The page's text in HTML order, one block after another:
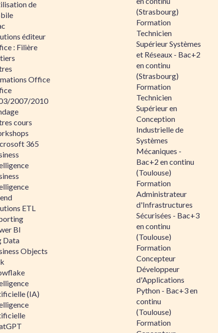
de
éditeur
: Filière
Office
2007/2010
cours
365
ETL
BI
Data
Objects
(IA)
(Strasbourg)
Formation
Technicien
Supérieur Systèmes
et Réseaux - Bac+2
en continu
(Strasbourg)
Formation
Technicien
Supérieur en
Conception
Industrielle de
Systèmes
Mécaniques -
Bac+2 en continu
(Toulouse)
Formation
Administrateur
d'Infrastructures
Sécurisées - Bac+3
en continu
(Toulouse)
Formation
Concepteur
Développeur
d'Applications
Python - Bac+3 en
continu
(Toulouse)
Formation